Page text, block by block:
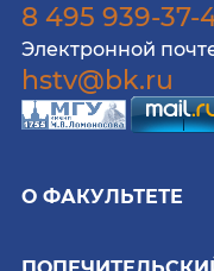
8 495 939-37-
Электронной
hstv@bk.ru
О ФАКУЛЬТЕТЕ